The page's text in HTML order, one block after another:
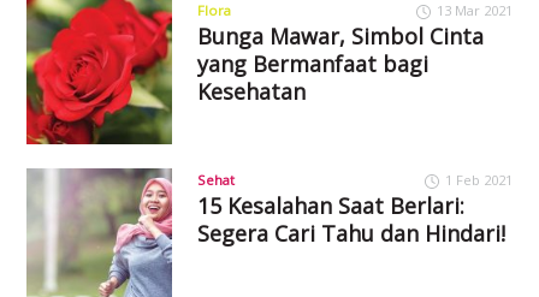
Flora 13 Mar 2021
Bunga Mawar, Simbol Cinta
yang Bermanfaat bagi
Kesehatan
Sehat 1 Feb 2021
15 Kesalahan Saat Berlari:
Segera Cari Tahu dan Hindari!